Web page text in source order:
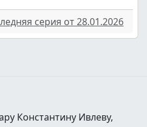
серия от 28.01.2026
Константину Ивлеву,